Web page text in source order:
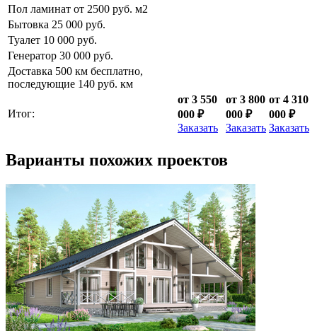
Пол ламинат от 2500 руб. м2
Бытовка 25 000 руб.
Туалет 10 000 руб.
Генератор 30 000 руб.
Доставка 500 км бесплатно,
последующие 140 руб. км
Итог:
от 3 550
000 ₽
Заказать
от 3 800
000 ₽
Заказать
от 4 310
000 ₽
Заказать
Варианты похожих проектов